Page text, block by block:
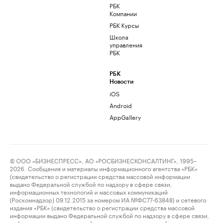
РБК
Компании
РБК Курсы
Школа
управления
РБК
РБК
Новости
iOS
Android
AppGallery
© ООО «БИЗНЕСПРЕСС», АО «РОСБИЗНЕСКОНСАЛТИНГ», 1995–
2026. Сообщения и материалы информационного агентства «РБК»
(свидетельство о регистрации средства массовой информации
выдано Федеральной службой по надзору в сфере связи,
информационных технологий и массовых коммуникаций
(Роскомнадзор) 09.12.2015 за номером ИА №ФС77-63848) и сетевого
издания «РБК» (свидетельство о регистрации средства массовой
информации выдано Федеральной службой по надзору в сфере связи,